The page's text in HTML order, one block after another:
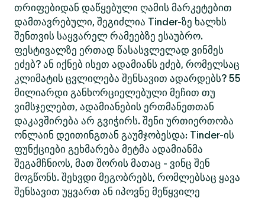
თრიფებიდან დაწყებული ღამის მარკეტებით
დამთავრებული, შეგიძლია Tinder-ზე ხალხს
შენთვის საყვარელ რამეებზე ესაუბრო.
ფესტივალზე ერთად წასასვლელად ვინმეს
ეძებ? ან იქნებ ისეთ ადამიანს ეძებ, რომელსაც
კლიმატის ცვლილება შენსავით ადარდებს? 55
მილიარდი განხორციელებული მეჩით თუ
ვიმსჯელებთ, ადამიანების ერთმანეთთან
დაკავშირება არ გვიჭირს. შენი ურთიერთობა
ონლაინ დეითინგთან გაუმჯობესდა: Tinder-ის
ფუნქციები გეხმარება მეტმა ადამიანმა
შეგამჩნიოს, მათ შორის მათაც - ვინც შენ
მოგწონს. შეხვდი მეგობრებს, რომლებსაც ყავა
შენსავით უყვართ ან იპოვნე მეწყვილე